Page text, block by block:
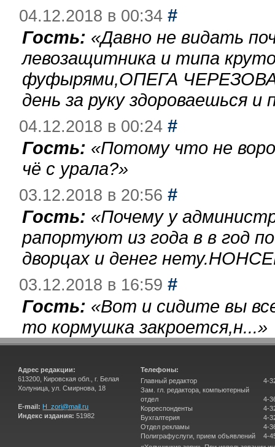
04.12.2018 в 00:34 #
Гость: «Давно не видать
левозащитника и типа
фуфырями,ОПЕГА
день за руку здороваешься
04.12.2018 в 00:24 #
Гость: «Потому что не
чё с урала?»
03.12.2018 в 20:56 #
Гость: «Почему у
рапортуют из года в в год
дворцах и денег
03.12.2018 в 16:59 #
Гость: «Вот и сидите вы
то кормушка закроется,н...»
Адрес редакции:
613200, Кировская обл., г. Белая
Холуница, ул. Смирнова, 18
E-mail: H_zori@mail.ru
Индекс издания: 51982
Телефоны:
Главный редактор
Зам. гл. редактора, компьютерный
отдел
Корреспонденты
Бухгалтерия
Отдел рекламы
Полиграфуслуги, прием объявлений
4-
4-
4-
4-
4-
4-